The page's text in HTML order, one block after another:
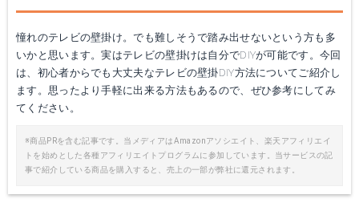
憧れのテレビの壁掛け。でも難しそうで踏み出せないという方も多
いかと思います。実はテレビの壁掛けは自分でDIYが可能です。今回
は、初心者からでも大丈夫なテレビの壁掛DIY方法についてご紹介し
ます。思ったより手軽に出来る方法もあるので、ぜひ参考にしてみ
てください。
※商品PRを含む記事です。当メディアはAmazonアソシエイト、楽天アフィリエイ
トを始めとした各種アフィリエイトプログラムに参加しています。当サービスの記
事で紹介している商品を購入すると、売上の一部が弊社に還元されます。